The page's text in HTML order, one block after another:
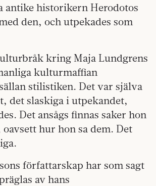
antike historikern Herodotos
den, och utpekades som
kring Maja Lundgrens
kultur­maffian
stilistiken. Det var själva
det slaskiga i utpekandet,
Det ansågs finnas saker hon
hur hon sa dem. Det
författarskap har som sagt
av hans